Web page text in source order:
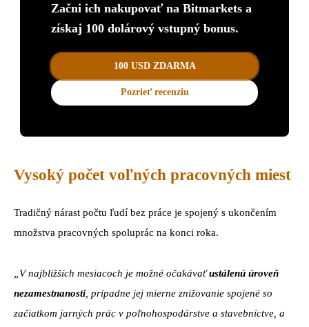
Začni ich nakupovať na Bitmarkets a
získaj 100 dolárový vstupný bonus.
100 USD ZDARMA
Pozrieť recenziu
Vysoký počet voľných pracovných miest
Tradičný nárast počtu ľudí bez práce je spojený s ukončením
množstva pracovných spoluprác na konci roka.
„V najbližších mesiacoch je možné očakávaťustálenú úroveň
nezamestnanosti, prípadne jej mierne znižovanie spojené so
začiatkom jarných prác v poľnohospodárstve a stavebníctve, a